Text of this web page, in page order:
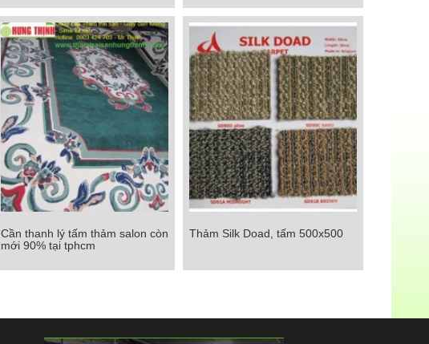
Chi tiết
Cần thanh lý tấm thảm salon còn
Cần thanh lý tấm thảm salon còn
mới 90% tại tphcm
Thảm Silk Doad, tấm 500x500
Thảm Silk Doad, tấm 500x500